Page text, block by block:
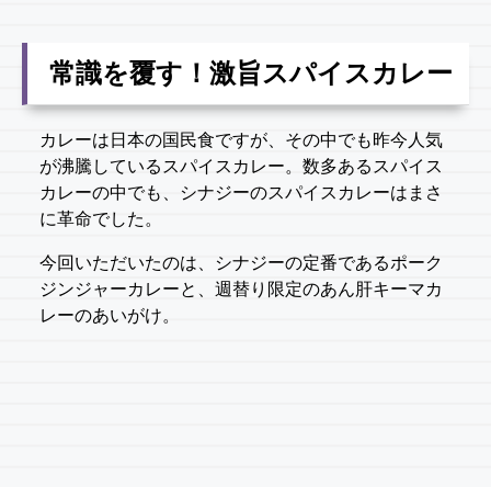
常識を覆す！激旨スパイスカレー
カレーは日本の国民食ですが、その中でも昨今人気
が沸騰しているスパイスカレー。数多あるスパイス
カレーの中でも、シナジーのスパイスカレーはまさ
に革命でした。
今回いただいたのは、シナジーの定番であるポーク
ジンジャーカレーと、週替り限定のあん肝キーマカ
レーのあいがけ。